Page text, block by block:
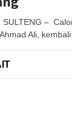
SULTENG –
Ali,